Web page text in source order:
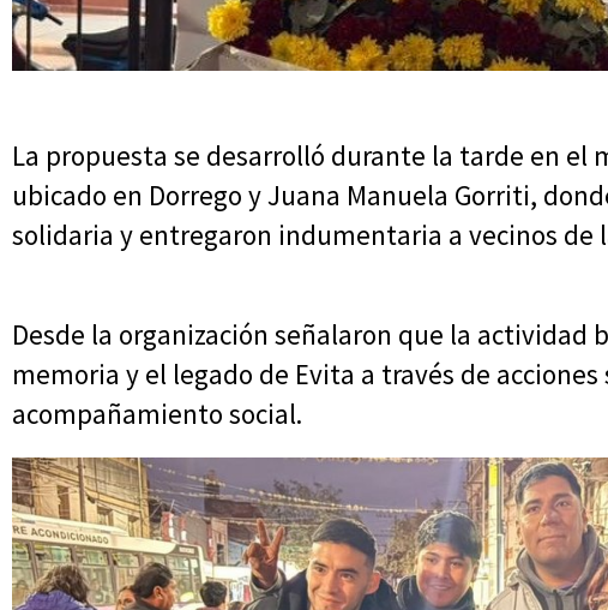
La propuesta se desarrolló durante la tarde en el
ubicado en Dorrego y Juana Manuela Gorriti,
solidaria y entregaron indumentaria a vecinos de
Desde la organización señalaron que la actividad
memoria y el legado de Evita a través de
acompañamiento social.